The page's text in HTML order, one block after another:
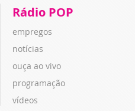
Rádio POP
empregos
notícias
ouça ao vivo
programação
vídeos